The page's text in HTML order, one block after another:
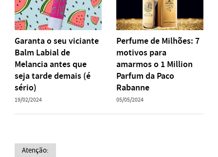
Garanta o seu viciante
Balm Labial de
Melancia antes que
seja tarde demais (é
sério)
19/02/2024
Perfume de Milhões: 7
motivos para
amarmos o 1 Million
Parfum da Paco
Rabanne
05/05/2024
Atenção: